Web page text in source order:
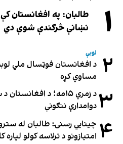
۱
طالبان: په افغانستان
نښانې څرګندې شوې دي
۲ لوبې
مساوي کړه
۳
د زمري ۱۵مه؛ د
دوامدارې ننګونې
۴ چینایي رسنۍ: طالبان له
امتیازونو د ترلاسه کولو لپاره